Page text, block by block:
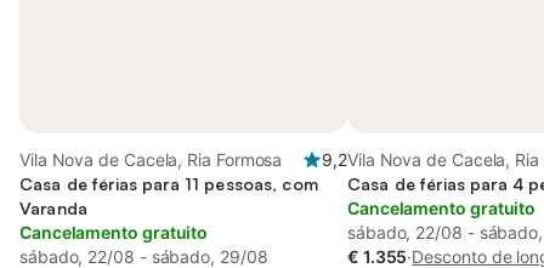
Vila Nova de Cacela, Ria Formosa
9,2
Casa de férias para 11 pessoas, com
Varanda
Cancelamento gratuito
sábado, 22/08 - sábado, 29/08
Vila Nova de Cacela, Ria
Casa de férias para 4
Cancelamento gratuito
sábado, 22/08 -
€ 1.355·Desconto de